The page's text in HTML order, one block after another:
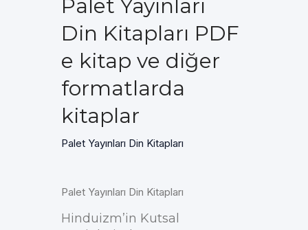
Palet Yayınları
Din Kitapları PDF
e kitap ve diğer
formatlarda
kitaplar
Palet Yayınları Din Kitapları
Palet Yayınları Din Kitapları
Hinduizm’in Kutsal